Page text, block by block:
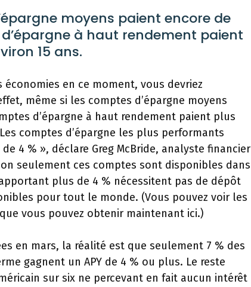
moyens paient encore de
à haut rendement paient
15 ans.
économies en ce moment, vous devriez
même si les comptes d’épargne moyens
d’épargne à haut rendement paient plus
comptes d’épargne les plus performants
4 % », déclare Greg McBride, analyste financier
seulement ces comptes sont disponibles dans
plus de 4 % nécessitent pas de dépôt
pour tout le monde. (Vous pouvez voir les
vous pouvez obtenir maintenant ici.)
en mars, la réalité est que seulement 7 % des
gagnent un APY de 4 % ou plus. Le reste
sur six ne percevant en fait aucun intérêt